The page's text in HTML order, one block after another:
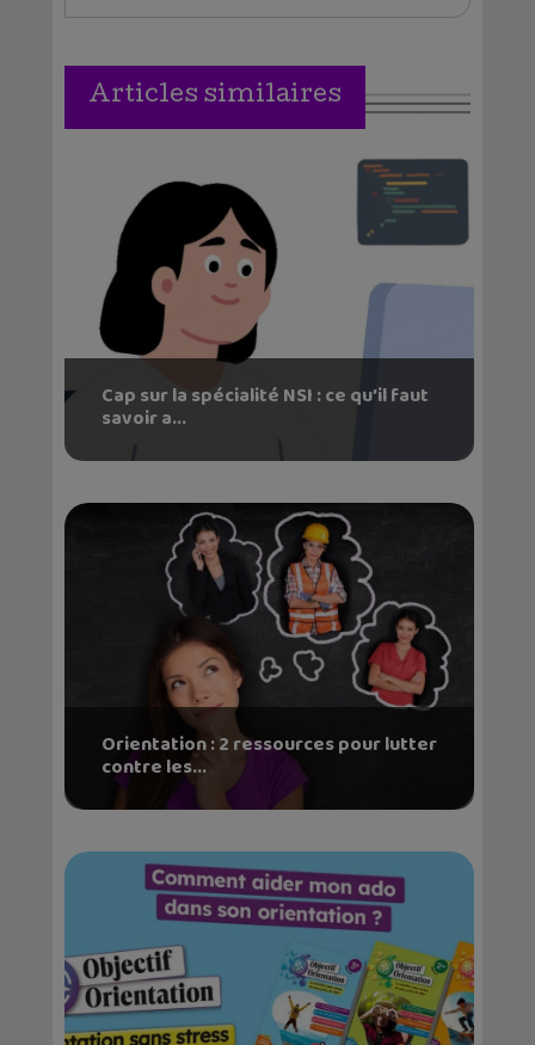
Articles similaires
Cap sur la spécialité NSI : ce qu’il faut
savoir a...
Orientation : 2 ressources pour lutter
contre les...